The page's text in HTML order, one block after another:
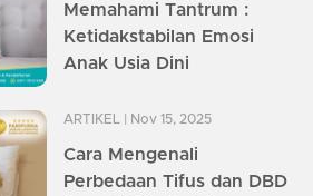
Memahami Tantrum :
Ketidakstabilan Emosi
Anak Usia Dini
ARTIKEL | Nov 15, 2025
Cara Mengenali
Perbedaan Tifus dan DBD